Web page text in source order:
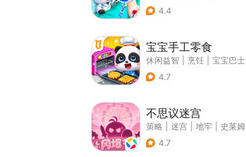
4.4
宝宝手工零食
休闲益智 烹饪 宝宝巴士
4.7
不思议迷宫
策略 迷宫 地牢
史莱姆
4.7